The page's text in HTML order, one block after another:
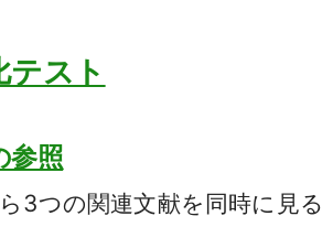
スト
参照
3つの関連文献を同時に見る